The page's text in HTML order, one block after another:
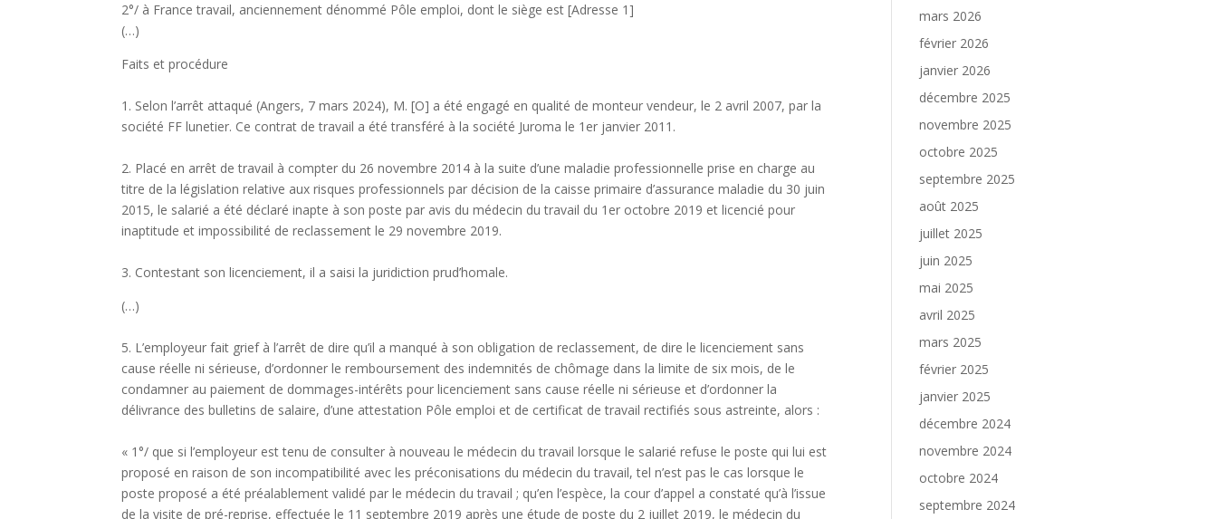
2°/ à France travail, anciennement dénommé Pôle emploi, dont le siège est [Adresse 1]
(…)
Faits et procédure
1. Selon l’arrêt attaqué (Angers, 7 mars 2024), M. [O] a été engagé en qualité de monteur vendeur, le 2 avril 2007, par la
société FF lunetier. Ce contrat de travail a été transféré à la société Juroma le 1er janvier 2011.
2. Placé en arrêt de travail à compter du 26 novembre 2014 à la suite d’une maladie professionnelle prise en charge au
titre de la législation relative aux risques professionnels par décision de la caisse primaire d’assurance maladie du 30 juin
2015, le salarié a été déclaré inapte à son poste par avis du médecin du travail du 1er octobre 2019 et licencié pour
inaptitude et impossibilité de reclassement le 29 novembre 2019.
3. Contestant son licenciement, il a saisi la juridiction prud’homale.
(…)
5. L’employeur fait grief à l’arrêt de dire qu’il a manqué à son obligation de reclassement, de dire le licenciement sans
cause réelle ni sérieuse, d’ordonner le remboursement des indemnités de chômage dans la limite de six mois, de le
condamner au paiement de dommages-intérêts pour licenciement sans cause réelle ni sérieuse et d’ordonner la
délivrance des bulletins de salaire, d’une attestation Pôle emploi et de certificat de travail rectifiés sous astreinte, alors :
« 1°/ que si l’employeur est tenu de consulter à nouveau le médecin du travail lorsque le salarié refuse le poste qui lui est
proposé en raison de son incompatibilité avec les préconisations du médecin du travail, tel n’est pas le cas lorsque le
poste proposé a été préalablement validé par le médecin du travail ; qu’en l’espèce, la cour d’appel a constaté qu’à l’issue
de la visite de pré-reprise, effectuée le 11 septembre 2019 après une étude de poste du 2 juillet 2019, le médecin du
mars 2026
février 2026
janvier 2026
décembre 2025
novembre 2025
octobre 2025
septembre 2025
août 2025
juillet 2025
juin 2025
mai 2025
avril 2025
mars 2025
février 2025
janvier 2025
décembre 2024
novembre 2024
octobre 2024
septembre 2024